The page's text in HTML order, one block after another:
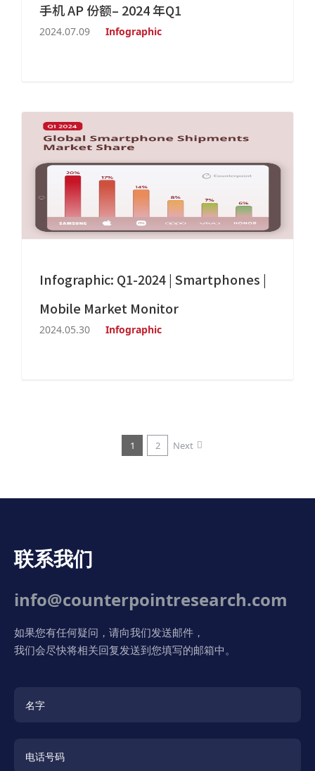
手机 AP 份额– 2024 年Q1
2024.07.09 Infographic
Infographic: Q1-2024 | Smartphones |
Mobile Market Monitor
2024.05.30 Infographic
1 2 Next
联系我们
info@counterpointresearch.com
如果您有任何疑问，请向我们发送邮件，
我们会尽快将相关回复发送到您填写的邮箱中。